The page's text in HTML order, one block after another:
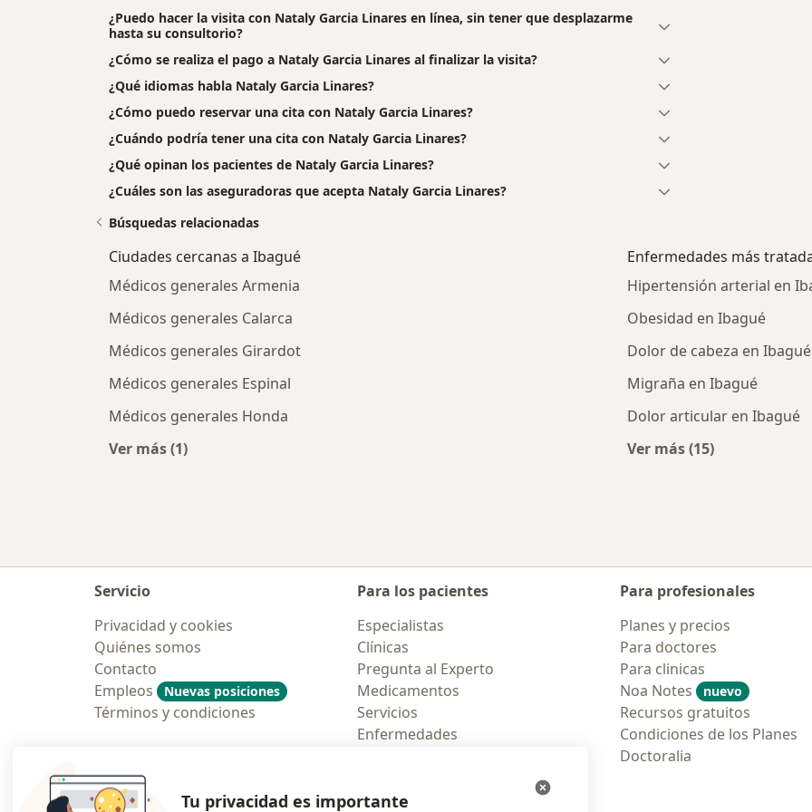
¿Puedo hacer la visita con Nataly Garcia Linares en línea, sin tener que desplazarme
hasta su consultorio?
¿Cómo se realiza el pago a Nataly Garcia Linares al finalizar la visita?
¿Qué idiomas habla Nataly Garcia Linares?
¿Cómo puedo reservar una cita con Nataly Garcia Linares?
¿Cuándo podría tener una cita con Nataly Garcia Linares?
¿Qué opinan los pacientes de Nataly Garcia Linares?
¿Cuáles son las aseguradoras que acepta Nataly Garcia Linares?
Búsquedas relacionadas
Ciudades cercanas a Ibagué
Médicos generales Armenia
Médicos generales Calarca
Médicos generales Girardot
Médicos generales Espinal
Médicos generales Honda
Ver más (1)
Enfermedades más
Hipertensión arterial en
Obesidad en Ibagué
Dolor de cabeza en Ibagué
Migraña en Ibagué
Dolor articular en Ibagué
Ver más (15)
Servicio
Privacidad y cookies
Quiénes somos
Contacto
Empleos
Nuevas posiciones
Términos y condiciones
Para los pacientes
Especialistas
Clínicas
Pregunta al Experto
Medicamentos
Servicios
Enfermedades
Para profesionales
Planes y precios
Para doctores
Para clinicas
Noa Notes
nuevo
Recursos gratuitos
Condiciones de los Planes
Doctoralia
Tu privacidad es importante